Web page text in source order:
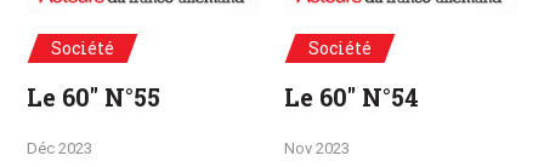
Société
Le 60" N°55
Déc 2023
Société
Le 60" N°54
Nov 2023